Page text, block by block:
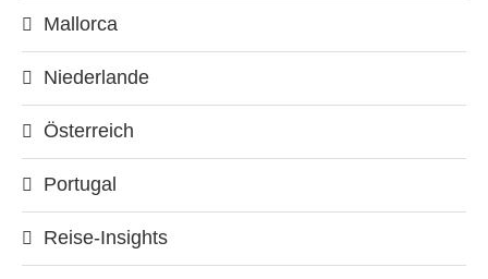
Mallorca
Niederlande
Österreich
Portugal
Reise-Insights